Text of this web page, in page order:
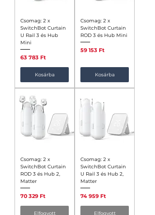
Csomag: 2 x
SwitchBot Curtain
U Rail 3 és Hub
Mini
Ár
63 783 Ft
Kosárba
Csomag: 2 x
SwitchBot Curtain
ROD 3 és Hub Mini
Ár
59 153 Ft
Kosárba
Csomag: 2 x
SwitchBot Curtain
ROD 3 és Hub 2,
Matter
Ár
70 329 Ft
Elfogyott
Csomag: 2 x
SwitchBot Curtain
U Rail 3 és Hub 2,
Matter
Ár
74 959 Ft
Elfogyott